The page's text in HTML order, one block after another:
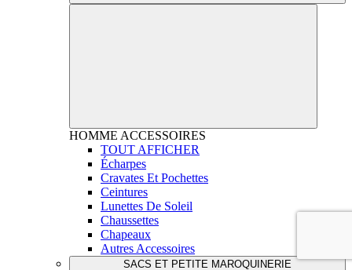
HOMME ACCESSOIRES
TOUT AFFICHER
Écharpes
Cravates Et Pochettes
Ceintures
Lunettes De Soleil
Chaussettes
Chapeaux
Autres Accessoires
SACS ET PETITE MAROQUINERIE